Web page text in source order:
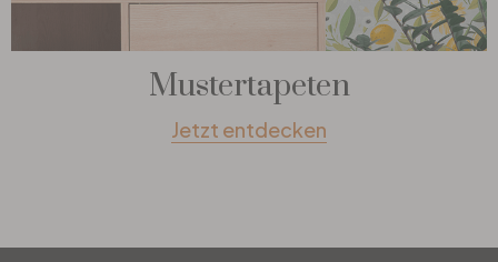
Mustertapeten
Jetzt entdecken